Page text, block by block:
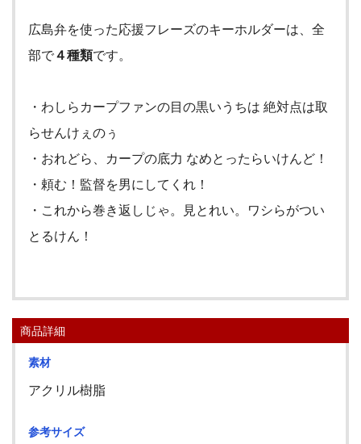
広島弁を使った応援フレーズのキーホルダーは、全
部で４種類です。
・わしらカープファンの目の黒いうちは 絶対点は取
らせんけぇのぅ
・おれどら、カープの底力 なめとったらいけんど！
・頼む！監督を男にしてくれ！
・これから巻き返しじゃ。見とれい。ワシらがつい
とるけん！
商品詳細
素材
アクリル樹脂
参考サイズ